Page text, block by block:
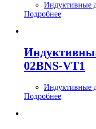
Индуктивные
Подробнее
02BNS-VT1
Индуктивные
Подробнее